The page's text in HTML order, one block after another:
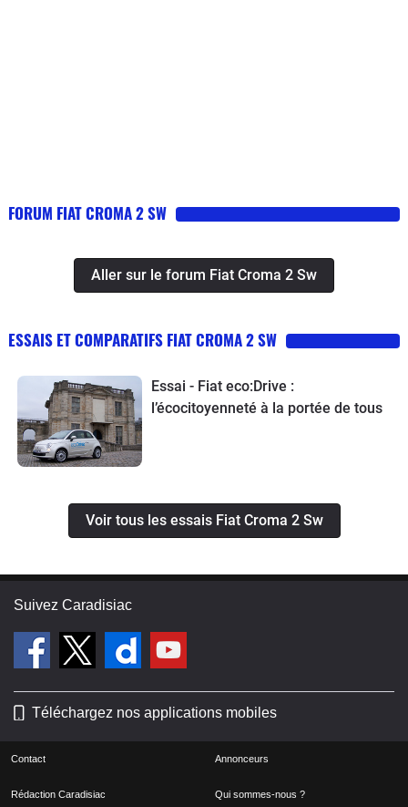
FORUM FIAT CROMA 2 SW
Aller sur le forum Fiat Croma 2 Sw
ESSAIS ET COMPARATIFS FIAT CROMA 2 SW
Essai - Fiat eco:Drive :
l’écocitoyenneté à la portée de tous
Voir tous les essais Fiat Croma 2 Sw
Suivez Caradisiac
Téléchargez nos applications mobiles
Contact Annonceurs
Rédaction Caradisiac Qui sommes-nous ?